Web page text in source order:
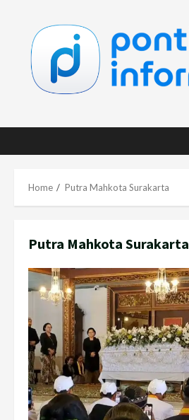
content
Home Putra Mahkota Surakarta
Putra Mahkota Surakarta